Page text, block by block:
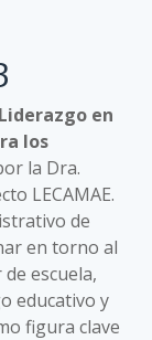
Liderazgo en
los
la Dra.
LECAMAE.
de
en torno al
escuela,
educativo y
figura clave